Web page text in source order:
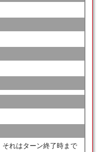
れはターン終了時まで